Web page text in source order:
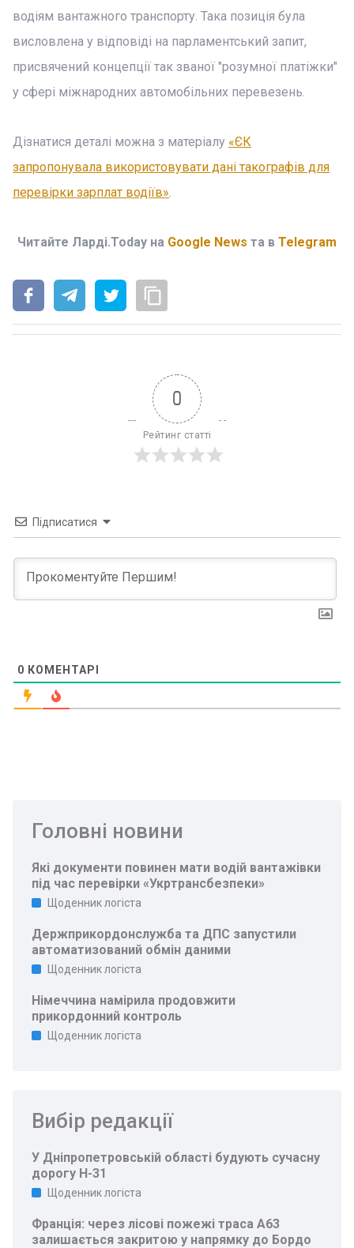
водіям вантажного транспорту. Така позиція була
висловлена у відповіді на парламентський запит,
присвячений концепції так званої "розумної платіжки"
у сфері міжнародних автомобільних перевезень.
Дізнатися деталі можна з матеріалу «ЄК
запропонувала використовувати дані такографів для
перевірки зарплат водіїв».
Читайте Ларді.Today на Google News та в Telegram
0
Рейтинг статті
Підписатися
0 КОМЕНТАРІ
Головні новини
Які документи повинен мати водій вантажівки
під час перевірки «Укртрансбезпеки»
Щоденник логіста
Держприкордонслужба та ДПС запустили
автоматизований обмін даними
Щоденник логіста
Німеччина намірила продовжити
прикордонний контроль
Щоденник логіста
Вибір редакції
У Дніпропетровській області будують сучасну
дорогу Н-31
Щоденник логіста
Франція: через лісові пожежі траса A63
залишається закритою у напрямку до Бордо